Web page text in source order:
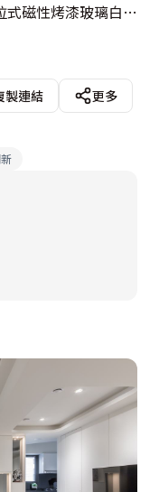
磁性烤漆玻璃白板
計上以簡單的古典
床頭使用淡銀色繃
窗邊空間則設計為
】提供
製連結
更多